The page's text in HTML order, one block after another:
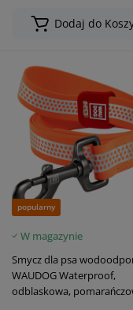
Dodaj do
popularny
W magazynie
Smycz dla psa
WAUDOG Waterproof,
odblaskowa,